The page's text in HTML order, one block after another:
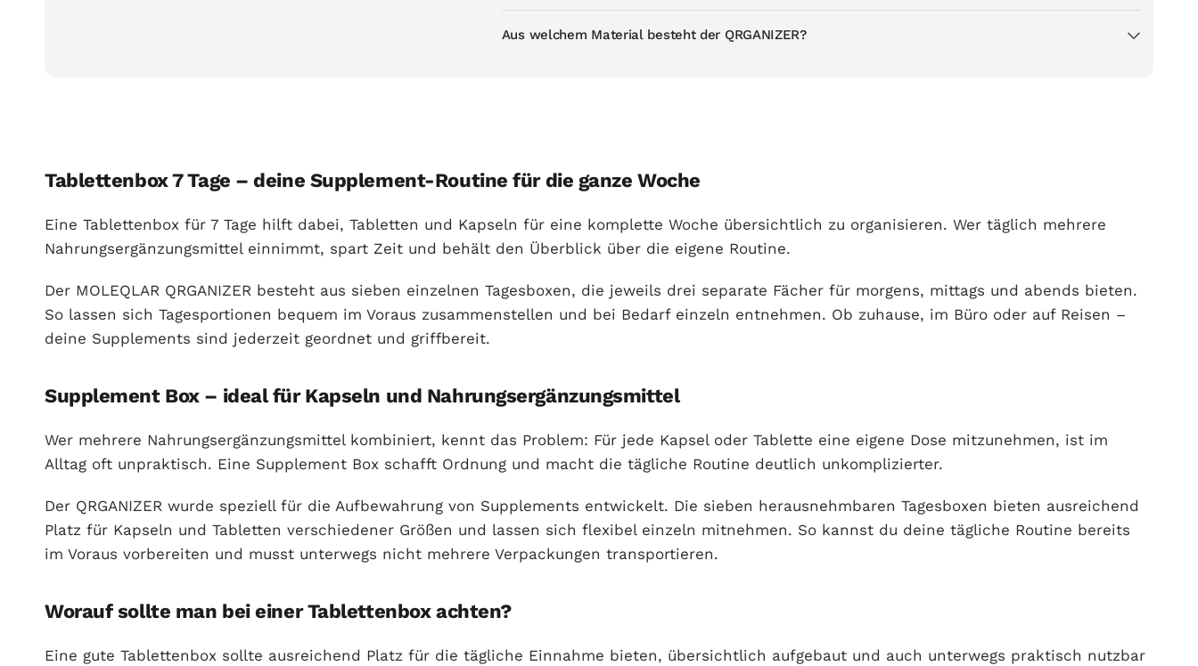
Aus welchem Material besteht der QRGANIZER?
Tablettenbox 7 Tage – deine Supplement-Routine für die ganze Woche
Eine Tablettenbox für 7 Tage hilft dabei, Tabletten und Kapseln für eine komplette Woche übersichtlich zu organisieren. Wer täglich mehrere
Nahrungsergänzungsmittel einnimmt, spart Zeit und behält den Überblick über die eigene Routine.
Der MOLEQLAR QRGANIZER besteht aus sieben einzelnen Tagesboxen, die jeweils drei separate Fächer für morgens, mittags und abends bieten.
So lassen sich Tagesportionen bequem im Voraus zusammenstellen und bei Bedarf einzeln entnehmen. Ob zuhause, im Büro oder auf Reisen –
deine Supplements sind jederzeit geordnet und griffbereit.
Supplement Box – ideal für Kapseln und Nahrungsergänzungsmittel
Wer mehrere Nahrungsergänzungsmittel kombiniert, kennt das Problem: Für jede Kapsel oder Tablette eine eigene Dose mitzunehmen, ist im
Alltag oft unpraktisch. Eine Supplement Box schafft Ordnung und macht die tägliche Routine deutlich unkomplizierter.
Der QRGANIZER wurde speziell für die Aufbewahrung von Supplements entwickelt. Die sieben herausnehmbaren Tagesboxen bieten ausreichend
Platz für Kapseln und Tabletten verschiedener Größen und lassen sich flexibel einzeln mitnehmen. So kannst du deine tägliche Routine bereits
im Voraus vorbereiten und musst unterwegs nicht mehrere Verpackungen transportieren.
Worauf sollte man bei einer Tablettenbox achten?
Eine gute Tablettenbox sollte ausreichend Platz für die tägliche Einnahme bieten, übersichtlich aufgebaut und auch unterwegs praktisch nutzbar